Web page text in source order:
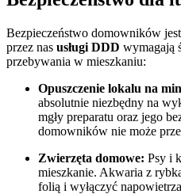
Bezpieczeństwo domowników
przez nas usługi DDD wymagają
przebywania w mieszkaniu:
Opuszczenie lokalu na
absolutnie niezbędny na
mgły preparatu oraz jego
domowników nie może
Zwierzęta domowe: Psy i
mieszkanie. Akwaria z
folią i wyłączyć